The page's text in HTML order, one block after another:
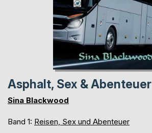
Asphalt, Sex & Abenteuer
Sina Blackwood
Band 1: Reisen, Sex und Abenteuer